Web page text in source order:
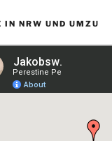
IN NRW UND UMZU